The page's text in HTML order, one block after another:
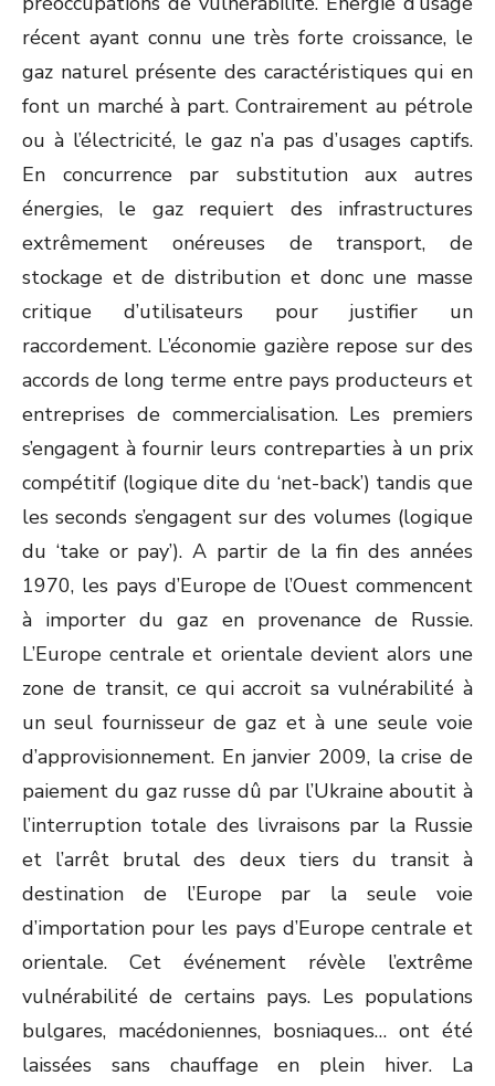
récent ayant connu une très forte croissance, le
gaz naturel présente des caractéristiques qui en
font un marché à part. Contrairement au pétrole
ou à l’électricité, le gaz n’a pas d’usages captifs.
En concurrence par substitution aux autres
énergies, le gaz requiert des infrastructures
extrêmement onéreuses de transport, de
stockage et de distribution et donc une masse
critique d’utilisateurs pour justifier un
raccordement. L’économie gazière repose sur des
accords de long terme entre pays producteurs et
entreprises de commercialisation. Les premiers
s’engagent à fournir leurs contreparties à un prix
compétitif (logique dite du ‘net-back’) tandis que
les seconds s’engagent sur des volumes (logique
du ‘take or pay’). A partir de la fin des années
1970, les pays d’Europe de l’Ouest commencent
à importer du gaz en provenance de Russie.
L’Europe centrale et orientale devient alors une
zone de transit, ce qui accroit sa vulnérabilité à
un seul fournisseur de gaz et à une seule voie
d’approvisionnement. En janvier 2009, la crise de
paiement du gaz russe dû par l’Ukraine aboutit à
l’interruption totale des livraisons par la Russie
et l’arrêt brutal des deux tiers du transit à
destination de l’Europe par la seule voie
d’importation pour les pays d’Europe centrale et
orientale. Cet événement révèle l’extrême
vulnérabilité de certains pays. Les populations
bulgares, macédoniennes, bosniaques… ont été
laissées sans chauffage en plein hiver. La